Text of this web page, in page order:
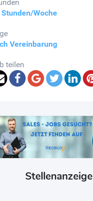
Stunden/Woche
Vereinbarung
teilen
Stellenanzeige